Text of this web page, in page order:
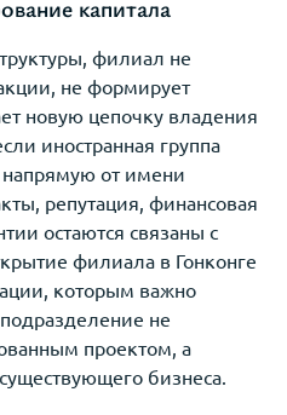
капитала
филиал не
не формирует
новую цепочку владения
иностранная группа
напрямую от имени
репутация, финансовая
остаются связаны с
филиала в Гонконге
которым важно
не
проектом, а
бизнеса.